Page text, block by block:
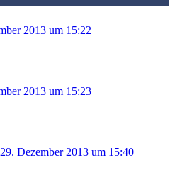
2013 um 15:22
2013 um 15:23
29. Dezember 2013 um 15:40